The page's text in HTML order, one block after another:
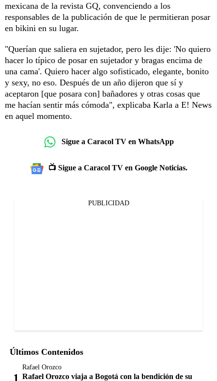
mexicana de la revista GQ, convenciendo a los
responsables de la publicación de que le permitieran posar
en bikini en su lugar.
"Querían que saliera en sujetador, pero les dije: 'No quiero
hacer lo típico de posar en sujetador y bragas encima de
una cama'. Quiero hacer algo sofisticado, elegante, bonito
y sexy, no eso. Después de un año dijeron que sí y
aceptaron [que posara con] bañadores y otras cosas que
me hacían sentir más cómoda", explicaba Karla a E! News
en aquel momento.
Sigue a Caracol TV en WhatsApp
📺 Sigue a Caracol TV en Google Noticias.
PUBLICIDAD
Últimos Contenidos
Rafael Orozco
Rafael Orozco viaja a Bogotá con la bendición de su